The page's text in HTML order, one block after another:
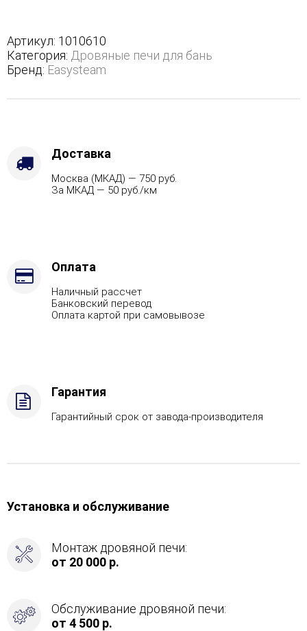
полноценном
кожухе
с
боковым
Змеевик,
стали
вход
каменку
-
Артикул: 1010610
Категория: Дровяные печи для бань
Бренд: Easysteam
Доставка
Москва (МКАД) — 750 руб.
За МКАД — 50 руб./км
Оплата
Наличный рассчет
Банковский перевод
Оплата картой при самовывозе
Гарантия
Гарантийный срок от завода-производителя
Установка и обслуживание
Монтаж дровяной печи:
от 20 000 р.
Обслуживание дровяной печи:
от 4 500 р.